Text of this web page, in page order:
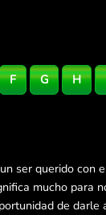
F G H
ser querido con
mucho para
de darle